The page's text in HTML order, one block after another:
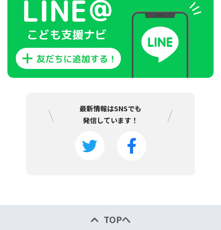
最新情報はSNSでも
発信しています！
TOPへ